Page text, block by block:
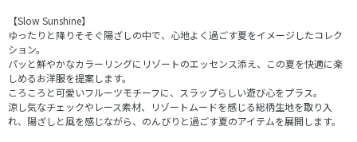
【Slow Sunshine】
ゆったりと降りそそぐ陽ざしの中で、心地よく過ごす夏をイメージしたコレク
ション。
パッと鮮やかなカラーリングにリゾートのエッセンス添え、この夏を快適に楽
しめるお洋服を提案します。
ころころと可愛いフルーツモチーフに、スラップらしい遊び心をプラス。
涼し気なチェックやレース素材、リゾートムードを感じる総柄生地を取り入
れ、陽ざしと風を感じながら、のんびりと過ごす夏のアイテムを展開します。